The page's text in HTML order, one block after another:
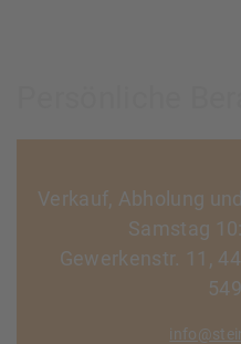
Verkauf, Abholung
Samstag
Gewerkenstr. 11,